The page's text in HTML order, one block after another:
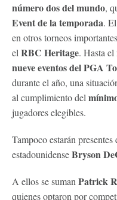
número dos del mundo,
Event de la temporada.
en otros torneos
el RBC Heritage. Hasta
nueve eventos del PGA
durante el año, una
al cumplimiento del
jugadores elegibles.
Tampoco estarán presentes
estadounidenseBryson
A ellos se suman Patrick
quienes optaron por